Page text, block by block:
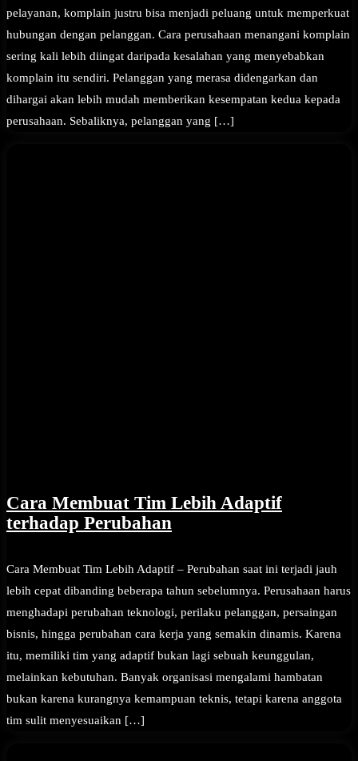
pelayanan, komplain justru bisa menjadi peluang untuk memperkuat
hubungan dengan pelanggan. Cara perusahaan menangani komplain
sering kali lebih diingat daripada kesalahan yang menyebabkan
komplain itu sendiri. Pelanggan yang merasa didengarkan dan
dihargai akan lebih mudah memberikan kesempatan kedua kepada
perusahaan. Sebaliknya, pelanggan yang […]
Cara Membuat Tim Lebih Adaptif
terhadap Perubahan
Cara Membuat Tim Lebih Adaptif – Perubahan saat ini terjadi jauh
lebih cepat dibanding beberapa tahun sebelumnya. Perusahaan harus
menghadapi perubahan teknologi, perilaku pelanggan, persaingan
bisnis, hingga perubahan cara kerja yang semakin dinamis. Karena
itu, memiliki tim yang adaptif bukan lagi sebuah keunggulan,
melainkan kebutuhan. Banyak organisasi mengalami hambatan
bukan karena kurangnya kemampuan teknis, tetapi karena anggota
tim sulit menyesuaikan […]